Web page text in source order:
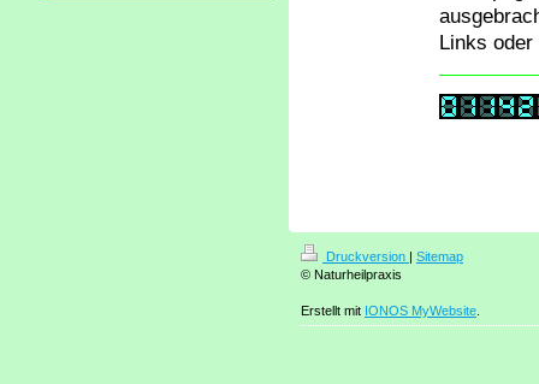
Links
Druckversion | Sitemap
© Naturheilpraxis
Erstellt mit IONOS MyWebsite